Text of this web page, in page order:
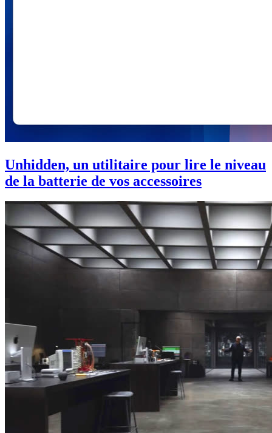
Unhidden, un utilitaire pour lire le niveau
de la batterie de vos accessoires